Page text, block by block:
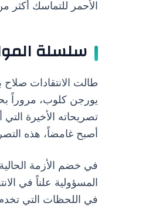
الأحمر للتماسك
سلسلة
طالت الانتقادات
يورجن كلوب، مروراً
تصريحاته الأخيرة
أصبح غامضاً، هذه
في خضم الأزمة
المسؤولية علناً في
في اللحظات التي